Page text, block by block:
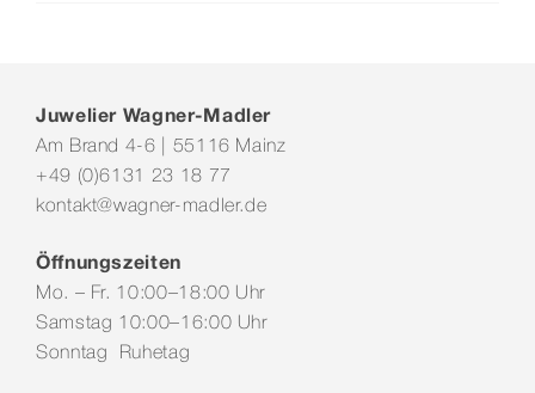
Wellendorff
Service & Leistungen
Juwelier Wagner-Madler
Am Brand 4-6 | 55116 Mainz
+49 (0)6131 23 18 77
kontakt@wagner-madler.de
Öffnungszeiten
Mo. – Fr. 10:00–18:00 Uhr
Samstag 10:00–16:00 Uhr
Sonntag Ruhetag